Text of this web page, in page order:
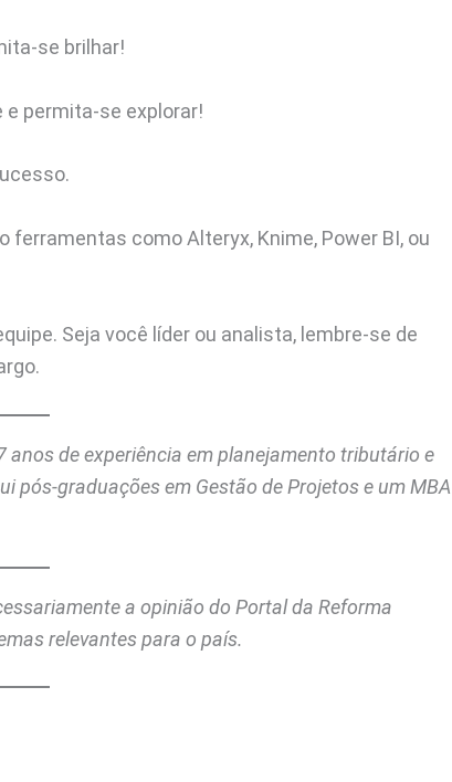
se brilhar!
e permita-se explorar!
como Alteryx, Knime, Power BI, ou
Seja você líder ou analista, lembre-se de
anos de experiência em planejamento tributário e
pós-graduações em Gestão de Projetos e um MBA
a opinião do Portal da Reforma
relevantes para o país.